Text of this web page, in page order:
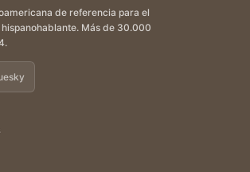
de referencia para el
Más de 30.000